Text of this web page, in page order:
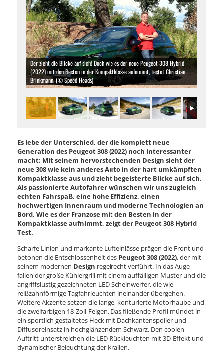
Der zieht die Blicke auf sich! Doch wie es der neue Peugeot 308 Hybrid
(2022) mit den Besten in der Kompaktklasse aufnimmt, testet Christian
Brinkmann. (© Speed Heads)
Es lebe der Unterschied, der die komplett neue
Generation des Peugeot 308 (2022) noch interessanter
macht: Mit seinem hervorstechenden Design sieht der
neue 308 wie kein anderes Auto in der hart umkämpften
Kompaktklasse aus und zieht begeisterte Blicke auf sich.
Als passionierte Autofahrer wünschen wir uns zugleich
echten Fahrspaß, eine hohe Effizienz, einen
hochwertigen Innenraum und moderne Technologien an
Bord. Wie es der Franzose mit den Besten in der
Kompaktklasse aufnimmt, zeigt der Peugeot 308 Hybrid
Test.
Scharfe Linien und markante Lufteinlässe prägen die Front und
betonen die Entschlossenheit des Peugeot 308 (2022), der mit
seinem modernen Design regelrecht verführt. In das Auge
fallen der große Kühlergrill mit einem auffälligen Muster und die
angriffslustig gezeichneten LED-Scheinwerfer, die wie
reißzahnförmige Tagfahrleuchten ineinander übergehen.
Weitere Akzente setzen die lange, konturierte Motorhaube und
die zweifarbigen 18-Zoll-Felgen. Das fließende Profil mündet in
ein sportlich gestaltetes Heck mit Dachkantenspoiler und
Diffusoreinsatz in hochglänzendem Schwarz. Den coolen
Auftritt unterstreichen die LED-Rückleuchten mit 3D-Effekt und
dynamischer Beleuchtung der Krallen.